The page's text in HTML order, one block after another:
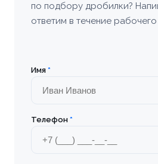
по подбору дробилки?
ответим в течение рабочего
Имя *
Телефон *